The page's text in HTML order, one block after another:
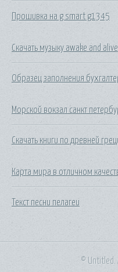
Прошивка на g smart g1345
Скачать музыку awake and alive
Образец заполнения
Морской вокзал санкт
Скачать книги по древней
Карта мира в отличном
Текст песни пелагеи
© Untitled.